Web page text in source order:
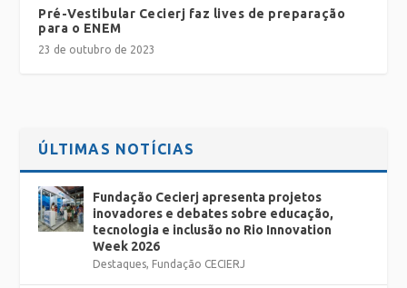
Pré-Vestibular Cecierj faz lives de preparação
para o ENEM
23 de outubro de 2023
ÚLTIMAS NOTÍCIAS
Fundação Cecierj apresenta projetos
inovadores e debates sobre educação,
tecnologia e inclusão no Rio Innovation
Week 2026
Destaques, Fundação CECIERJ